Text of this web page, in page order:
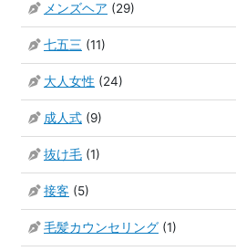
メンズヘア (29)
七五三 (11)
大人女性 (24)
成人式 (9)
抜け毛 (1)
接客 (5)
毛髪カウンセリング (1)